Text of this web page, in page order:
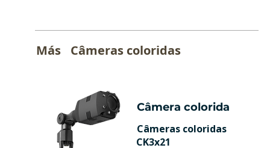
Más Câmeras coloridas
Câmera colorida
Câmeras coloridas
CK3x21